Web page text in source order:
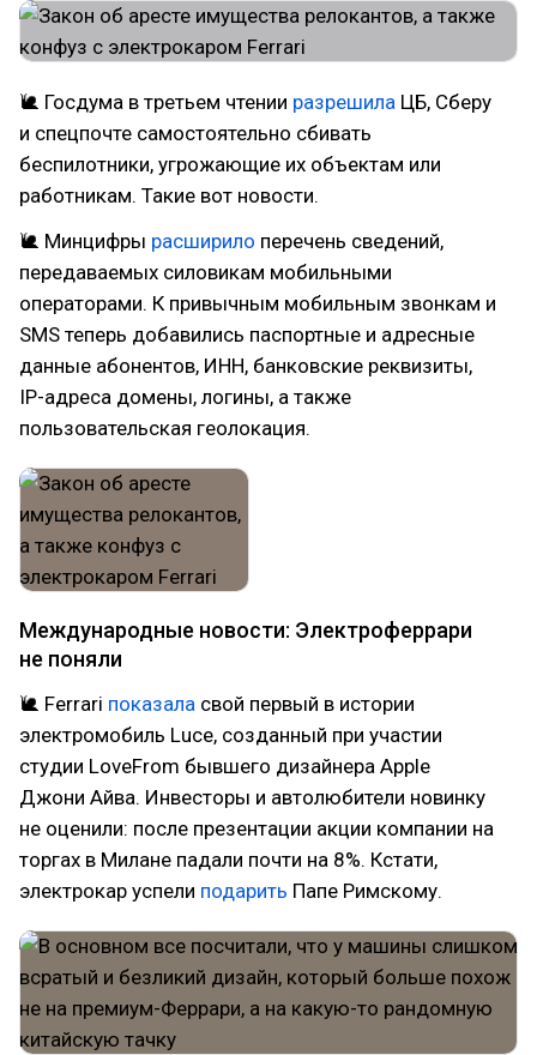
🐌 Госдума в третьем чтении разрешила ЦБ, Сберу
и спецпочте самостоятельно сбивать
беспилотники, угрожающие их объектам или
работникам. Такие вот новости.
🐌 Минцифры расширило перечень сведений,
передаваемых силовикам мобильными
операторами. К привычным мобильным звонкам и
SMS теперь добавились паспортные и адресные
данные абонентов, ИНН, банковские реквизиты,
IP-адреса домены, логины, а также
пользовательская геолокация.
Международные новости: Электроферрари
не поняли
🐌 Ferrari показала свой первый в истории
электромобиль Luce, созданный при участии
студии LoveFrom бывшего дизайнера Apple
Джони Айва. Инвесторы и автолюбители новинку
не оценили: после презентации акции компании на
торгах в Милане падали почти на 8%. Кстати,
электрокар успели подарить Папе Римскому.